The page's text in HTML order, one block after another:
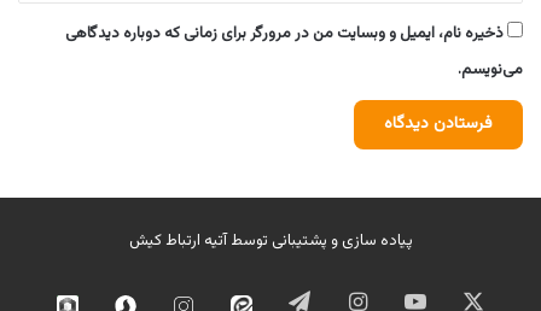
ذخیره نام، ایمیل و وبسایت من در مرورگر برای زمانی که دوباره دیدگاهی
می‌نویسم.
پیاده سازی و پشتیبانی توسطآتیه ارتباط کیش
ایکس یوتیوب اینستاگرامتلگرام